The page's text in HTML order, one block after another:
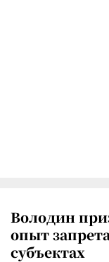
Володин
опыт
субъектах